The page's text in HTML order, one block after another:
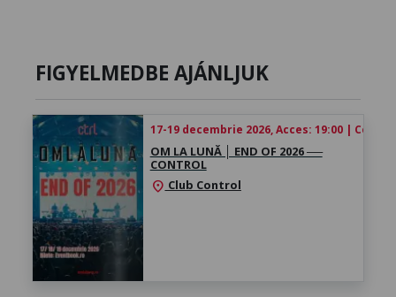
FIGYELMEDBE AJÁNLJUK
17-19 decembrie 2026, Acces: 19:00 |
OM LA LUNĂ │ ​END OF 2026 ──
CONTROL
location_on Club Control